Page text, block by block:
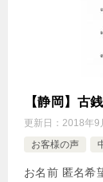
【静岡】古
更新日： 2018年9
お客様の声
お名前 匿名希